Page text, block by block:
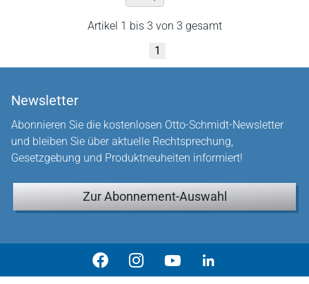
Artikel 1 bis 3 von 3 gesamt
1
Newsletter
Abonnieren Sie die kostenlosen Otto-Schmidt-Newsletter
und bleiben Sie über aktuelle Rechtsprechung,
Gesetzgebung und Produktneuheiten informiert!
Zur Abonnement-Auswahl